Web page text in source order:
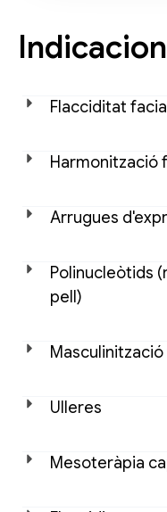
Flacciditat
Harmonització
Arrugues
Polinucleòtids
pell)
Ulleres
Mesoteràpia